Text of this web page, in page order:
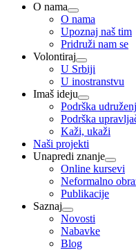
O nama
O nama
Upoznaj naš tim
Pridruži nam se
Volontiraj
U Srbiji
U inostranstvu
Imaš ideju
Podrška
Podrška
Kaži, ukaži
Naši projekti
Unapredi znanje
Online kursevi
Neformalno
Publikacije
Saznaj
Novosti
Nabavke
Blog